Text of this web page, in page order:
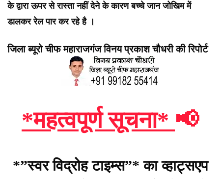
के द्वारा ऊपर से रास्ता नहीं देने के कारण बच्चे जान जोखिम में
डालकर रेल पार कर रहे है ।
जिला ब्यूरो चीफ महाराजगंज विनय प्रकाश चौधरी की रिपोर्ट
*महत्वपूर्ण सूचना* 📢
*”स्वर विद्रोह टाइम्स”* का व्हाट्सएप